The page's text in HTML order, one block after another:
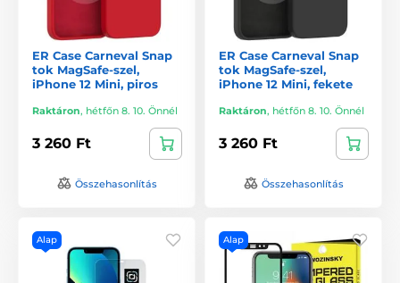
ER Case Carneval Snap
tok MagSafe-szel,
iPhone 12 Mini, piros
Raktáron, hétfőn 8. 10. Önnél
3 260 Ft
Összehasonlítás
ER Case Carneval Snap
tok MagSafe-szel,
iPhone 12 Mini, fekete
Raktáron, hétfőn 8. 10. Önnél
3 260 Ft
Összehasonlítás
Alap Alap